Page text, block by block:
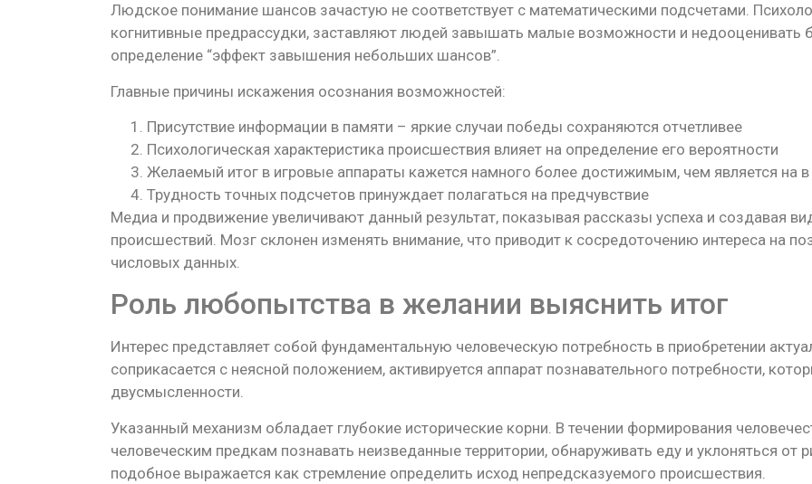
Людское понимание шансов зачастую не соответствует с математическими подсчетами.
когнитивные предрассудки, заставляют людей завышать малые возможности и недооценивать
определение “эффект завышения небольших шансов”.
Главные причины искажения осознания возможностей:
Присутствие информации в памяти – яркие случаи победы сохраняются отчетливее
Психологическая характеристика происшествия влияет на определение его вероятности
Желаемый итог в игровые аппараты кажется намного более достижимым, чем является на в
Трудность точных подсчетов принуждает полагаться на предчувствие
Медиа и продвижение увеличивают данный результат, показывая рассказы успеха и создавая
происшествий. Мозг склонен изменять внимание, что приводит к сосредоточению интереса на
числовых данных.
Роль любопытства в желании выяснить итог
Интерес представляет собой фундаментальную человеческую потребность в приобретении
соприкасается с неясной положением, активируется аппарат познавательного потребности,
двусмысленности.
Указанный механизм обладает глубокие исторические корни. В течении формирования
человеческим предкам познавать неизведанные территории, обнаруживать еду и уклоняться от
подобное выражается как стремление определить исход непредсказуемого происшествия.